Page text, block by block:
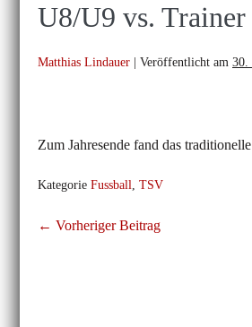
U8/U9 vs. Trainer
Matthias Lindauer Veröffentlicht am 30.
Zum Jahresende fand das
Kategorie Fussball, TSV
Beitragsnavigation
← Vorheriger Beitrag